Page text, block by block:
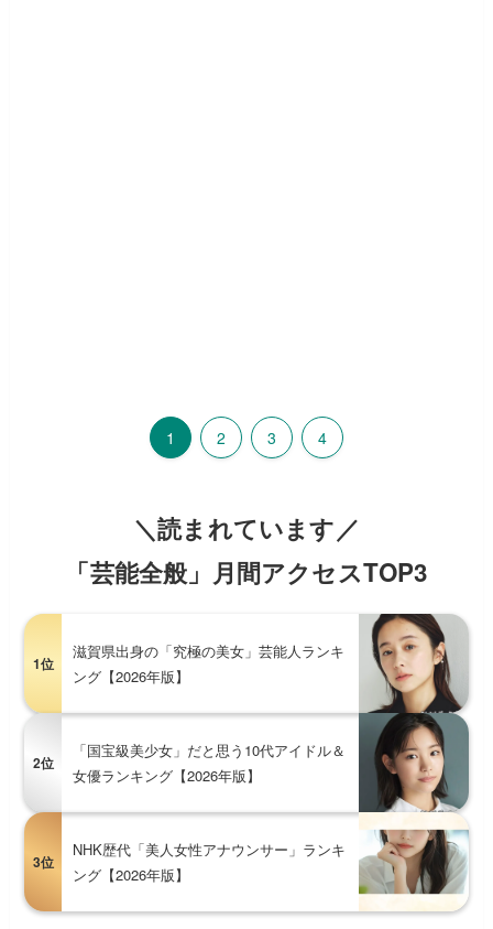
1 2 3 4
＼読まれています／
「芸能全般」月間アクセスTOP3
1位
滋賀県出身の「究極の美女」芸能人ランキ
ング【2026年版】
2位
「国宝級美少女」だと思う10代アイドル＆
女優ランキング【2026年版】
3位
NHK歴代「美人女性アナウンサー」ランキ
ング【2026年版】